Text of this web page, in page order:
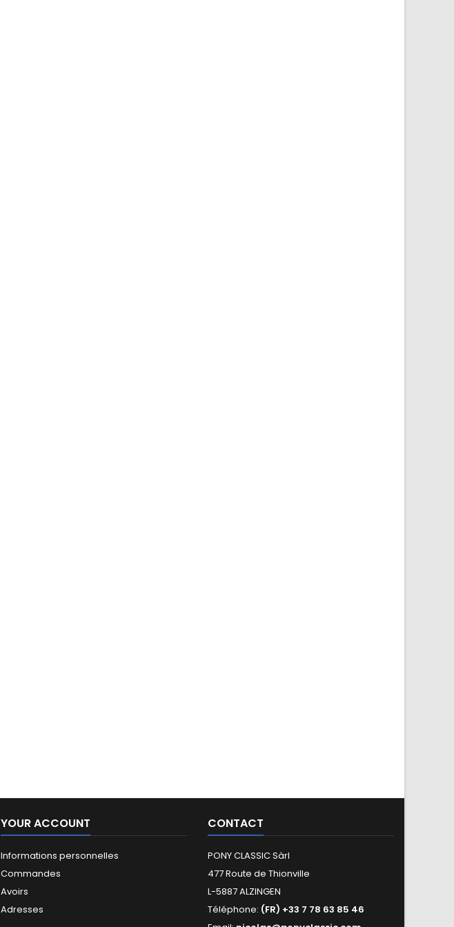
YOUR ACCOUNT
Informations personnelles
Commandes
Avoirs
Adresses
CONTACT
PONY CLASSIC Sàrl
477 Route de Thionville
L-5887 ALZINGEN
Téléphone: (FR) +33 7 78 63 85 46